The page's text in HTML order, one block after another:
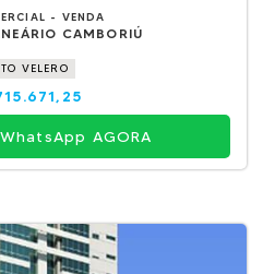
- VENDA
CAMBORIÚ
VELERO
AGORA